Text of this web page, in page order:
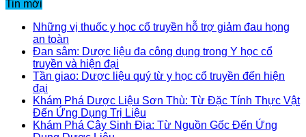
Tin mới
Những vị thuốc y học cổ truyền hỗ trợ giảm đau họng
an toàn
Đan sâm: Dược liệu đa công dụng trong Y học cổ
truyền và hiện đại
Tần giao: Dược liệu quý từ y học cổ truyền đến hiện
đại
Khám Phá Dược Liệu Sơn Thù: Từ Đặc Tính Thực Vật
Đến Ứng Dụng Trị Liệu
Khám Phá Cây Sinh Địa: Từ Nguồn Gốc Đến Ứng